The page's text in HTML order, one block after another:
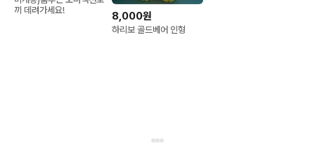
끼 데려가세요!
8,000원
하리보 골드베어 인형